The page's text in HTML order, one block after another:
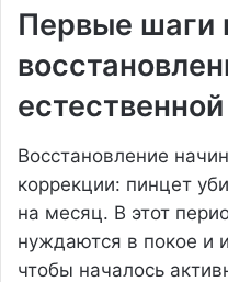
Первые шаги
Восстановление
коррекции: пинцет
на месяц. В этот
нуждаются в покое и
чтобы началось